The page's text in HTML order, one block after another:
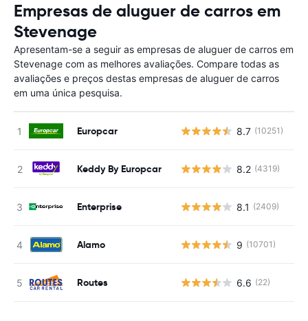
Empresas de aluguer de carros em
Stevenage
Apresentam-se a seguir as empresas de aluguer de carros em
Stevenage com as melhores avaliações. Compare todas as
avaliações e preços destas empresas de aluguer de carros
em uma única pesquisa.
Europcar 8.7 (10251)
Keddy By Europcar 8.2 (4319)
Enterprise 8.1 (2409)
Alamo 9 (10701)
Routes 6.6 (22)